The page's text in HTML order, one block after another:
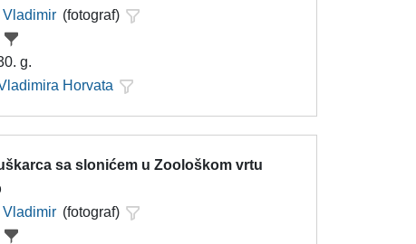
Vladimir (fotograf)
g.
Horvata
sa slonićem u Zoološkom vrtu
Vladimir (fotograf)